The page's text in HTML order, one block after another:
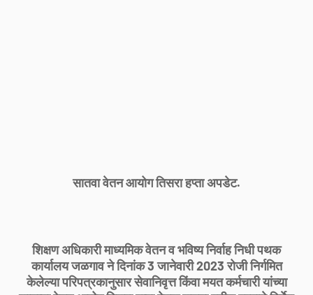
सातवा वेतन आयोग तिसरा हप्ता अपडेट.
शिक्षण अधिकारी माध्यमिक वेतन व भविष्य निर्वाह निधी पथक
कार्यालय जळगाव ने दिनांक 3 जानेवारी 2023 रोजी निर्गमित
केलेल्या परिपत्रकानुसार सेवानिवृत्त किंवा मयत कर्मचारी यांच्या